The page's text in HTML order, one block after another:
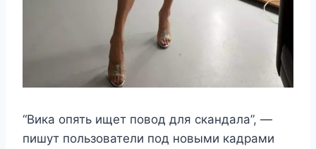
“Вика опять ищет повод для скандала”, —
пишут пользователи под новыми кадрами